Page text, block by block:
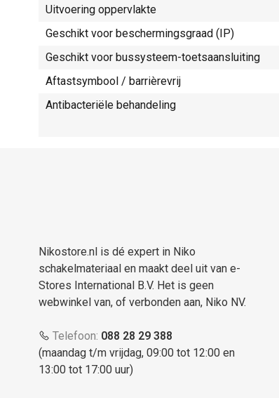
Uitvoering oppervlakte
Geschikt voor beschermingsgraad (IP)
Geschikt voor bussysteem-toetsaansluiting
Aftastsymbool / barrièrevrij
Antibacteriële behandeling
Nikostore.nl is dé expert in Niko
schakelmateriaal en maakt deel uit van e-
Stores International B.V. Het is geen
webwinkel van, of verbonden aan, Niko NV.
Telefoon: 088 28 29 388
(maandag t/m vrijdag, 09:00 tot 12:00 en
13:00 tot 17:00 uur)